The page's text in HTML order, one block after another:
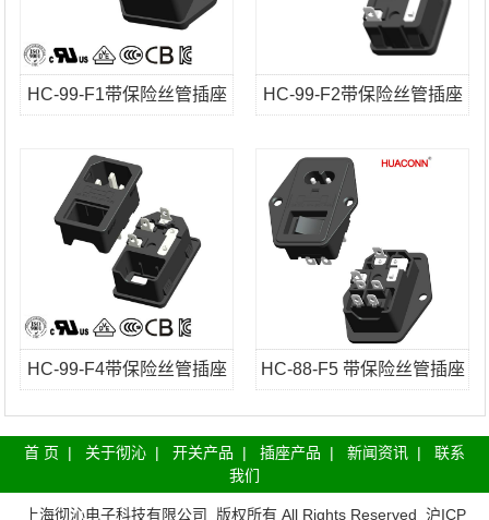
HC-99-F1带保险丝管插座 HC-99-F2带保险丝管插座
HC-99-F4带保险丝管插座 HC-88-F5 带保险丝管插座
首 页 | 关于彻沁 | 开关产品 | 插座产品 | 新闻资讯 | 联系
我们
上海彻沁电子科技有限公司 版权所有 All Rights Reserved 沪ICP